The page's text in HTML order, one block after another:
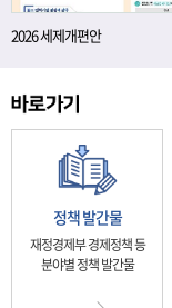
2026 세제개편안
정책 발간물
재정경제부 경제정책 등
분야별 정책 발간물